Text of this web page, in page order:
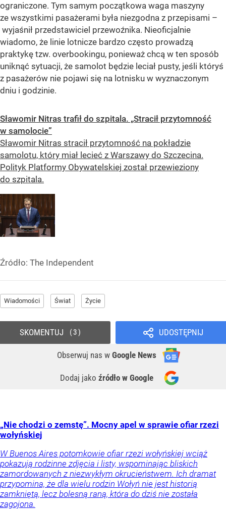
ograniczone. Tym samym początkowa waga maszyny
ze wszystkimi pasażerami była niezgodna z przepisami –
wyjaśnił przedstawiciel przewoźnika. Nieoficjalnie
wiadomo, że linie lotnicze bardzo często prowadzą
praktykę tzw. overbookingu, ponieważ chcą w ten sposób
uniknąć sytuacji, że samolot będzie leciał pusty, jeśli któryś
z pasażerów nie pojawi się na lotnisku w wyznaczonym
dniu i godzinie.
Sławomir Nitras trafił do szpitala. „Stracił przytomność
w samolocie”
Sławomir Nitras stracił przytomność na pokładzie
samolotu, który miał lecieć z Warszawy do Szczecina.
Polityk Platformy Obywatelskiej został przewieziony
do szpitala.
Źródło: The Independent
Wiadomości Świat Życie
UDOSTĘPNIJ
Obserwuj nas w Google News
Dodaj jako źródło w Google
SKOMENTUJ 3
„Nie chodzi o zemstę”. Mocny apel w sprawie ofiar rzezi
wołyńskiej
W Buenos Aires potomkowie ofiar rzezi wołyńskiej wciąż
pokazują rodzinne zdjęcia i listy, wspominając bliskich
zamordowanych z niezwykłym okrucieństwem. Ich dramat
przypomina, że dla wielu rodzin Wołyń nie jest historią
zamkniętą, lecz bolesną raną, która do dziś nie została
zagojona.